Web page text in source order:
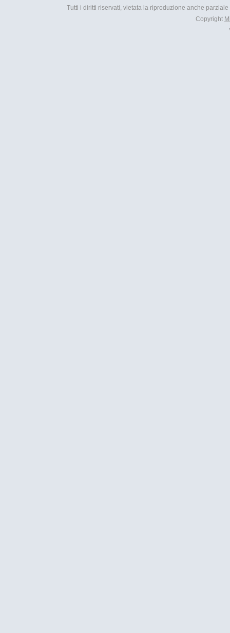
Tutti i diritti riservati, vietata la riproduzione anche
Copyright